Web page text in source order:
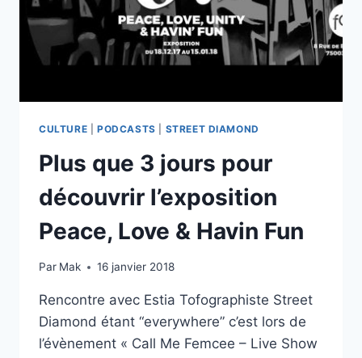
CULTURE PODCASTS STREET DIAMOND
Plus que 3 jours pour
découvrir l’exposition
Peace, Love & Havin Fun
Par Mak 16 janvier 2018
Rencontre avec Estia Tofographiste Street
Diamond étant “everywhere” c’est lors de
l’évènement « Call Me Femcee – Live Show